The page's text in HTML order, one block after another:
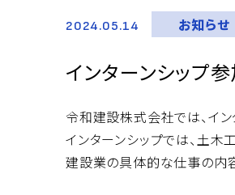
2024.05.14 お知らせ
インターンシップ
令和建設株式会社では、イン
インターンシップでは、土木
建設業の具体的な仕事の内